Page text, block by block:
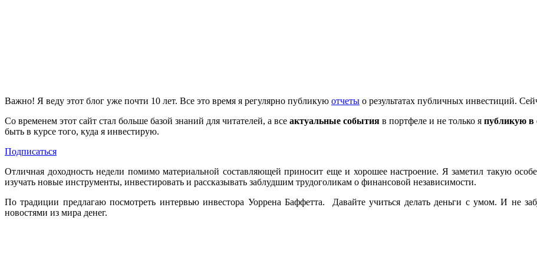
Важно! Я веду этот блог уже почти 10 лет. Все это время я регулярно публикую отчеты о результатах публичных инвестиций.
Со временем этот сайт стал больше базой знаний для читателей, а все актуальные события в портфеле и не только я публикую в
быть в курсе того, куда я инвестирую.
Подписаться
Отличная доходность недели помимо материальной составляющей приносит еще и хорошее настроение. Я заметил такую
изучать новые инструменты, инвестировать и рассказывать заблудшим трудоголикам о финансовой независимости.
По традиции предлагаю посмотреть интервью инвестора Уоррена Баффетта. Давайте учиться делать деньги с умом. И не
новостями из мира денег.